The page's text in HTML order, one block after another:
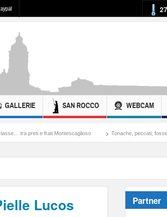
GALLERIE SAN ROCCO WEBCAM
Montescaglioso Tonache, peccati, fosse biologiche e
Lucos
Partner